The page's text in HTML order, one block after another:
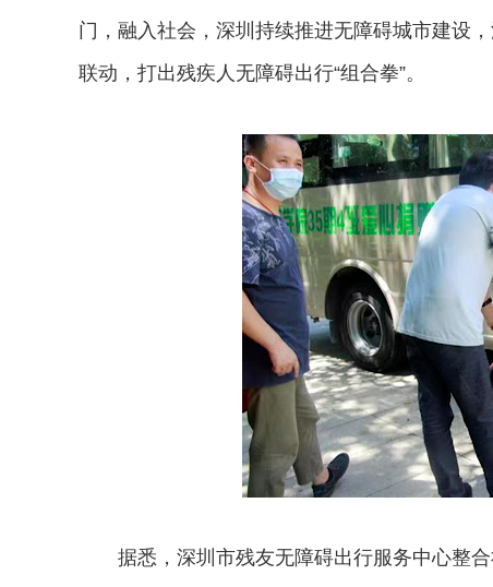
门，融入社会，深圳持续推进无障碍城市建设
联动，打出残疾人无障碍出行“组合拳”。
据悉，深圳市残友无障碍出行服务中心整合